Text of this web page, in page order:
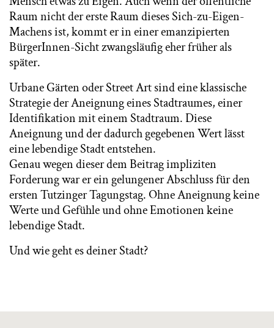
Raum nicht der erste Raum dieses Sich-zu-Eigen-
Machens ist, kommt er in einer emanzipierten
BürgerInnen-Sicht zwangsläufig eher früher als
später.
Urbane Gärten oder Street Art sind eine klassische
Strategie der Aneignung eines Stadtraumes, einer
Identifikation mit einem Stadtraum. Diese
Aneignung und der dadurch gegebenen Wert lässt
eine lebendige Stadt entstehen.
Genau wegen dieser dem Beitrag impliziten
Forderung war er ein gelungener Abschluss für den
ersten Tutzinger Tagungstag. Ohne Aneignung keine
Werte und Gefühle und ohne Emotionen keine
lebendige Stadt.
Und wie geht es deiner Stadt?